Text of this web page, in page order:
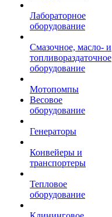
Лабораторное
оборудование
Смазочное, масло- и
топливораздаточное
оборудование
Мотопомпы
Весовое
оборудование
Генераторы
Конвейеры и
транспортеры
Тепловое
оборудование